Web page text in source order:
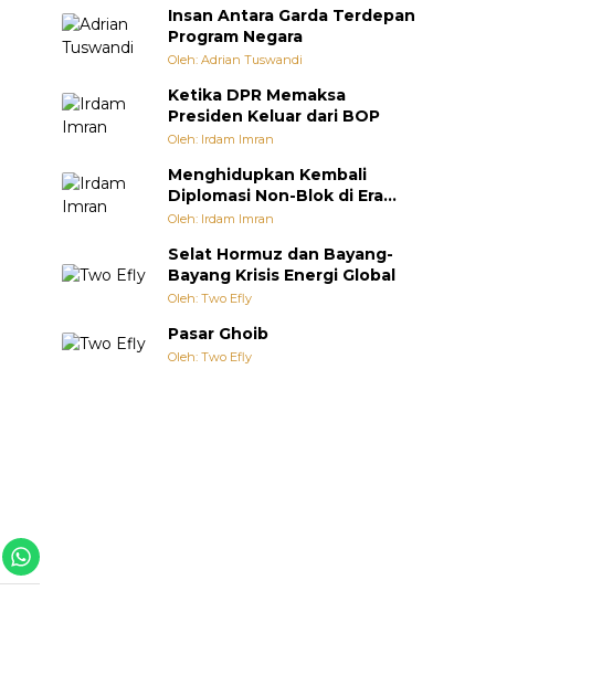
Insan Antara Garda Terdepan
Program Negara
Oleh: Adrian Tuswandi
Ketika DPR Memaksa
Presiden Keluar dari BOP
Oleh: Irdam Imran
Menghidupkan Kembali
Diplomasi Non-Blok di Era
Multipolar
Oleh: Irdam Imran
Selat Hormuz dan Bayang-
Bayang Krisis Energi Global
Oleh: Two Efly
Pasar Ghoib
Oleh: Two Efly